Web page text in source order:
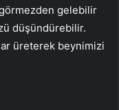
gelebilir
düşündürebilir.
üreterek beynimizi